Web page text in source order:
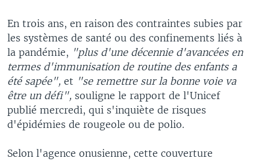
En trois ans, en raison des contraintes subies par
les systèmes de santé ou des confinements liés à
la pandémie, "plus d'une décennie d'avancées en
termes d'immunisation de routine des enfants a
été sapée", et "se remettre sur la bonne voie va
être un défi", souligne le rapport de l'Unicef
publié mercredi, qui s'inquiète de risques
d'épidémies de rougeole ou de polio.
Selon l'agence onusienne, cette couverture